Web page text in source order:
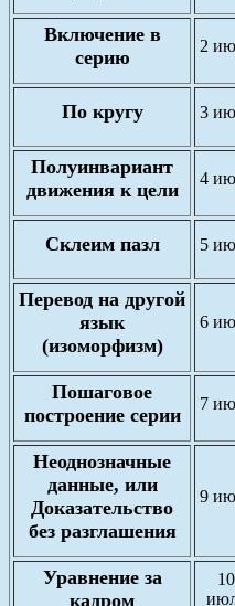
Включение в
серию
2
По кругу 3
Полуинвариант
движения к цели
4
Склеим пазл 5
Перевод на другой
язык
(изоморфизм)
6
Пошаговое
построение серии
7
Неоднозначные
данные, или
Доказательство
без разглашения
9
Уравнение за
кадром
10